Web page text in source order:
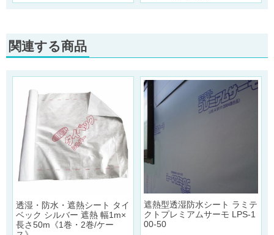
関連する商品
透湿・防水・遮熱シート タイ
ベック シルバー 遮熱 幅1m×
長さ50m《1巻・2巻/ケー
遮熱型透湿防水シート ラミテ
クトプレミアムサーモ LPS-1
00-50